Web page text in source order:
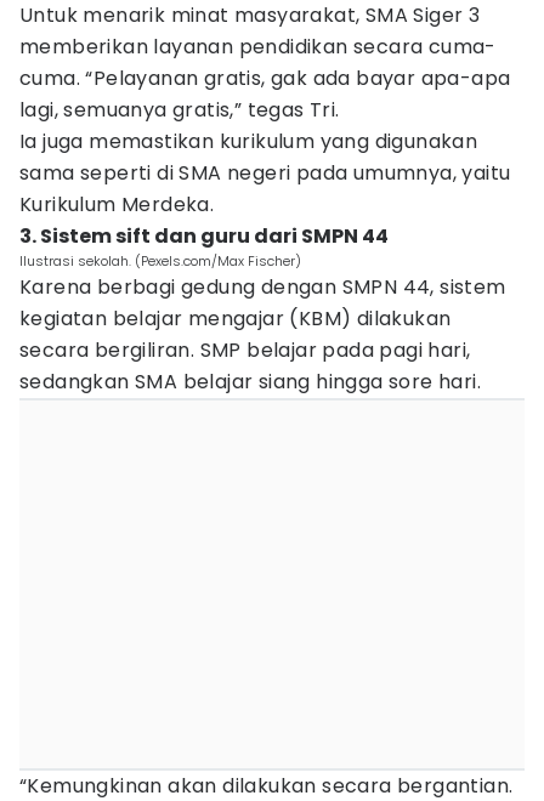
Untuk menarik minat masyarakat, SMA Siger 3
memberikan layanan pendidikan secara cuma-
cuma. “Pelayanan gratis, gak ada bayar apa-apa
lagi, semuanya gratis,” tegas Tri.
Ia juga memastikan kurikulum yang digunakan
sama seperti di SMA negeri pada umumnya, yaitu
Kurikulum Merdeka.
3. Sistem sift dan guru dari SMPN 44
Ilustrasi sekolah. (Pexels.com/Max Fischer)
Karena berbagi gedung dengan SMPN 44, sistem
kegiatan belajar mengajar (KBM) dilakukan
secara bergiliran. SMP belajar pada pagi hari,
sedangkan SMA belajar siang hingga sore hari.
“Kemungkinan akan dilakukan secara bergantian.